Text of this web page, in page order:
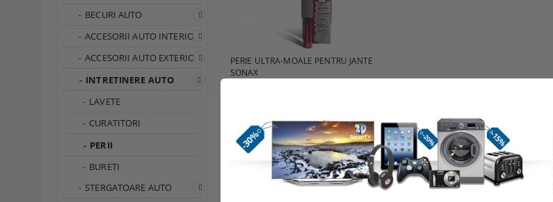
BECURI AUTO
ACCESORII AUTO INTERIOR
ACCESORII AUTO EXTERIOR
INTRETINERE AUTO
LAVETE
CURATITORI
PERII
BURETI
STERGATOARE AUTO
PERIE ULTRA-MOALE PENTRU JANTE
SONAX
Vezi detalii
Page 1 of 1